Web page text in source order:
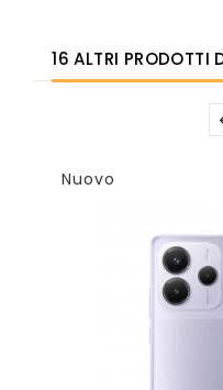
16 ALTRI PRODOTTI
Nuovo